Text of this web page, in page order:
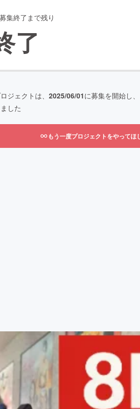
募集終了まで残り
了
ジェクトは、 2025/06/01に募集を開始し、
した
もう一度プロジェクトをやってほ